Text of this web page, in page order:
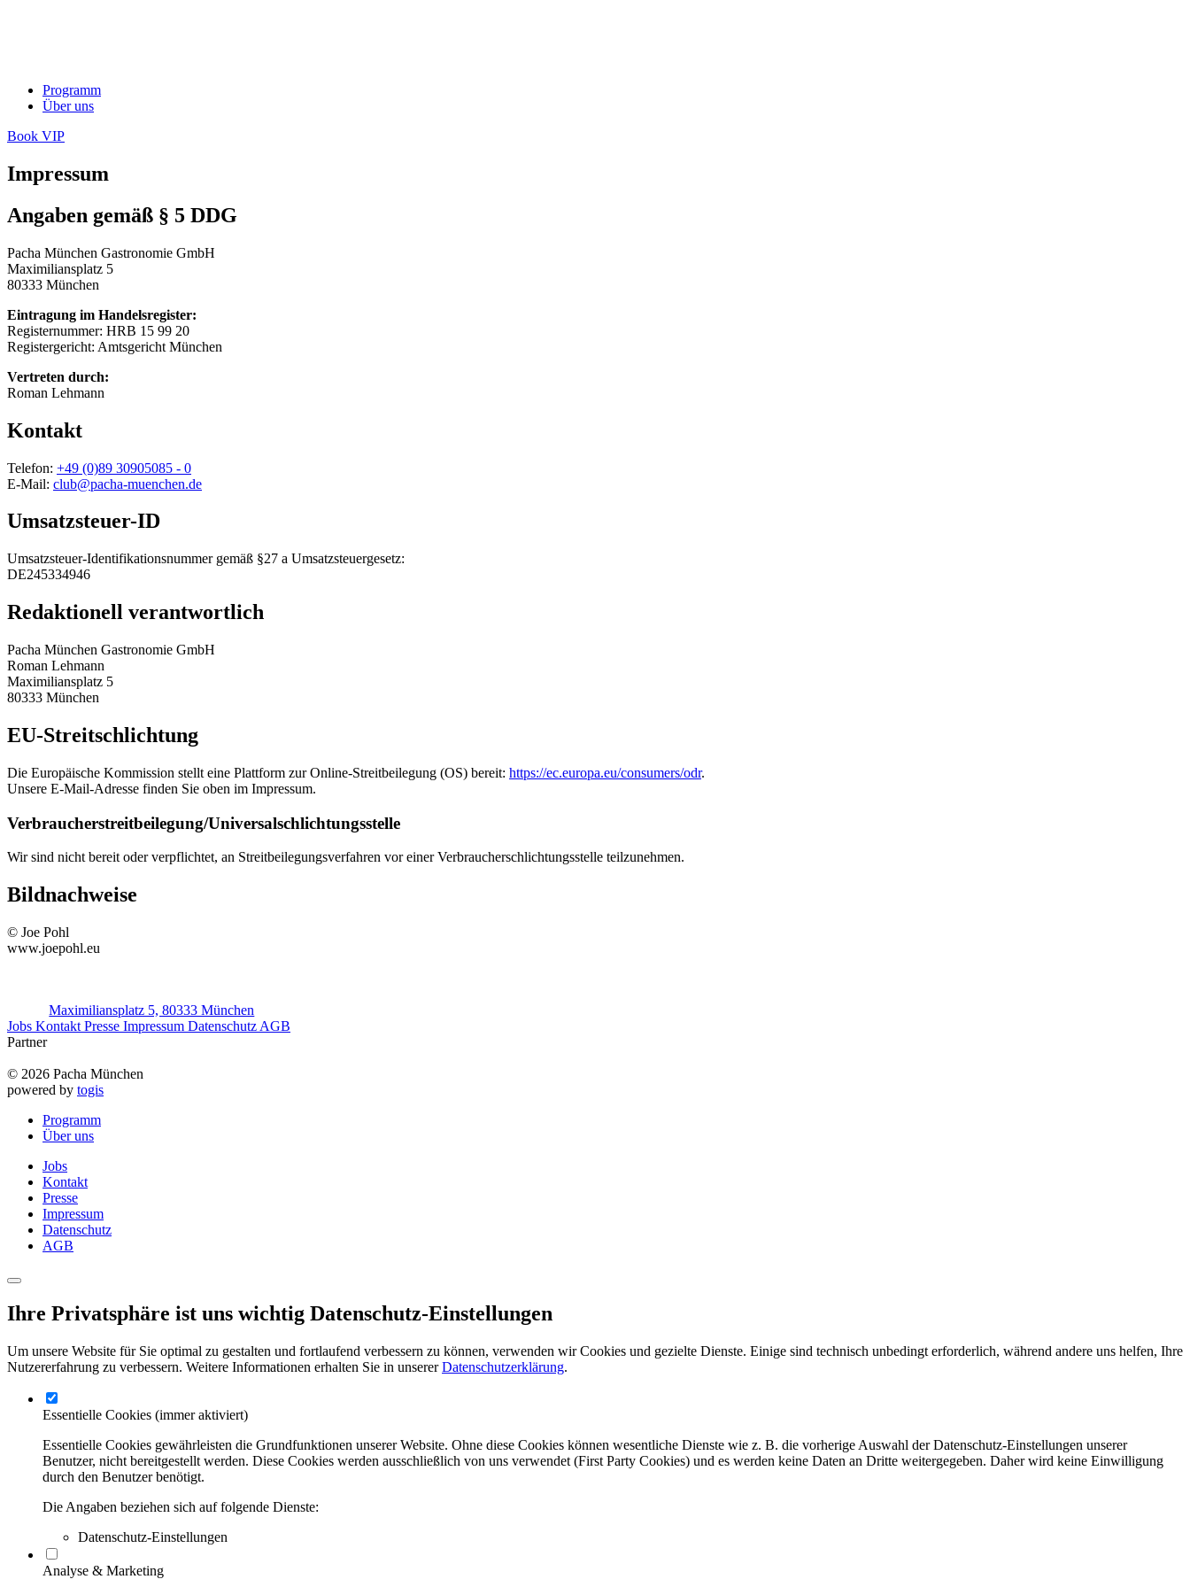
Programm
Über uns
Book VIP
Impressum
Angaben gemäß § 5 DDG
Pacha München Gastronomie GmbH
Maximiliansplatz 5
80333 München
Eintragung im Handelsregister:
Registernummer: HRB 15 99 20
Registergericht: Amtsgericht München
Vertreten durch:
Roman Lehmann
Kontakt
Telefon: +49 (0)89 30905085 - 0
E-Mail: club@pacha-muenchen.de
Umsatzsteuer-ID
Umsatzsteuer-Identifikationsnummer gemäß §27 a Umsatzsteuergesetz:
DE245334946
Redaktionell verantwortlich
Pacha München Gastronomie GmbH
Roman Lehmann
Maximiliansplatz 5
80333 München
EU-Streitschlichtung
Die Europäische Kommission stellt eine Plattform zur Online-Streitbeilegung (OS) bereit: https://ec.europa.eu/consumers/odr.
Unsere E-Mail-Adresse finden Sie oben im Impressum.
Verbraucher­streit­beilegung/Universal­schlichtungs­stelle
Wir sind nicht bereit oder verpflichtet, an Streitbeilegungsverfahren vor einer Verbraucherschlichtungsstelle teilzunehmen.
Bildnachweise
© Joe Pohl
www.joepohl.eu
Maximiliansplatz 5, 80333 München
Jobs Kontakt Presse Impressum Datenschutz AGB
Partner
© 2026 Pacha München
powered by togis
Programm
Über uns
Jobs
Kontakt
Presse
Impressum
Datenschutz
AGB
Ihre Privatsphäre ist uns wichtig Datenschutz-Einstellungen
Um unsere Website für Sie optimal zu gestalten und fortlaufend verbessern zu können, verwenden wir Cookies und gezielte Dienste. Einige sind technisch unbedingt erforderlich, während andere uns helfen, Ihre
Nutzererfahrung zu verbessern. Weitere Informationen erhalten Sie in unsererDatenschutzerklärung.
Essentielle Cookies (immer aktiviert)
Essentielle Cookies gewährleisten die Grundfunktionen unserer Website. Ohne diese Cookies können wesentliche Dienste wie z. B. die vorherige Auswahl der Datenschutz-Einstellungen unserer
Benutzer, nicht bereitgestellt werden. Diese Cookies werden ausschließlich von uns verwendet (First Party Cookies) und es werden keine Daten an Dritte weitergegeben. Daher wird keine Einwilligung
durch den Benutzer benötigt.
Die Angaben beziehen sich auf folgende Dienste:
Datenschutz-Einstellungen
Analyse & Marketing